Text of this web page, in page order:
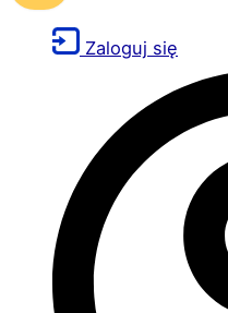
Zaloguj się